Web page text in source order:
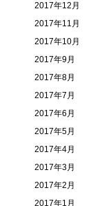
2017年12月
2017年11月
2017年10月
2017年9月
2017年8月
2017年7月
2017年6月
2017年5月
2017年4月
2017年3月
2017年2月
2017年1月